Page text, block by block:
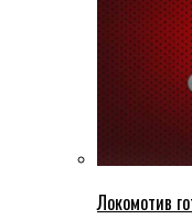
Локомотив